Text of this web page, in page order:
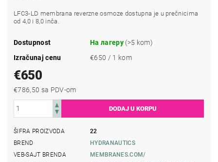
LFC3-LD membrana reverzne osmoze dostupna je u prečnicima
od 4,0 i 8,0 inča.
Dostupnost На лагеру (>5 kom)
Izračunaj cenu
€650 / 1 kom
€650
€786,50 sa PDV-om
ŠIFRA PROIZVODA
22
BREND
HYDRANAUTICS
VEB-SAJT BRENDA
MEMBRANES.COM/